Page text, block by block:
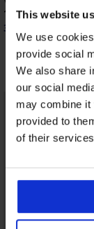
This website
We use
provide social
We also share
our social
may combine it
provided to
of their
15 090 Ft
3 630 Ft
LIMITED